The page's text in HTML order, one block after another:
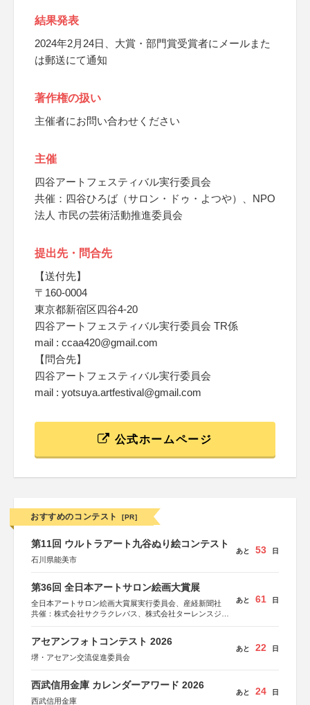
結果発表
2024年2月24日、大賞・部門賞受賞者にメールまた
は郵送にて通知
著作権の扱い
主催者にお問い合わせください
主催
四谷アートフェスティバル実行委員会
共催：四谷ひろば（サロン・ドゥ・よつや）、NPO
法人 市民の芸術活動推進委員会
提出先・問合先
【送付先】
〒160-0004
東京都新宿区四谷4-20
四谷アートフェスティバル実行委員会 TR係
mail : ccaa420@gmail.com
【問合先】
四谷アートフェスティバル実行委員会
mail : yotsuya.artfestival@gmail.com
公式ホームページ
おすすめのコンテスト [PR]
第11回 ウルトラアート九谷ぬり絵コンテスト
石川県能美市
あと 53 日
第36回 全日本アートサロン絵画大賞展
全日本アートサロン絵画大賞展実行委員会、産経新聞社
共催：株式会社サクラクレパス、株式会社ターレンスジャ
あと 61 日
アセアンフォトコンテスト 2026
堺・アセアン交流促進委員会
あと 22 日
西武信用金庫 カレンダーアワード 2026
西武信用金庫
あと 24 日